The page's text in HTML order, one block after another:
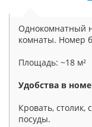
Однокомнатный
комнаты. Номер
Площадь: ~18 м²
Удобства в
Кровать, столик,
посуды.